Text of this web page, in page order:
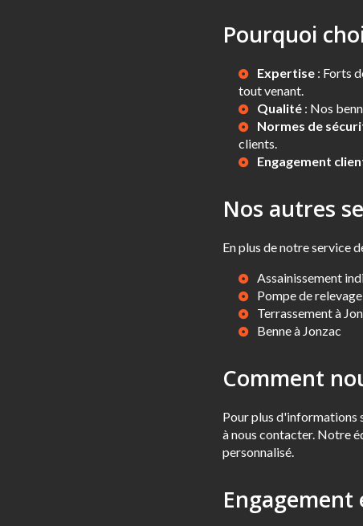
Pourquoi
Expertise : Forts
tout venant.
Qualité : Nos
Normes de
clients.
Engagement
Nos autres
En plus de notre service
Assainissement
Pompe de
Terrassement à
Benne à Jonzac
Comment
Pour plus d'informations
à nous contacter. Notre
personnalisé.